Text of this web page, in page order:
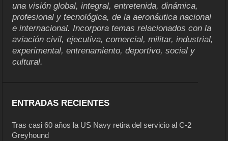
una visión global, integral, entretenida, dinámica,
profesional y tecnológica, de la aeronáutica nacional
e internacional. Incorpora temas relacionados con la
aviación civil, ejecutiva, comercial, militar, industrial,
experimental, entrenamiento, deportivo, social y
cultural.
ENTRADAS RECIENTES
Tras casi 60 años la US Navy retira del servicio al C-2
Greyhound